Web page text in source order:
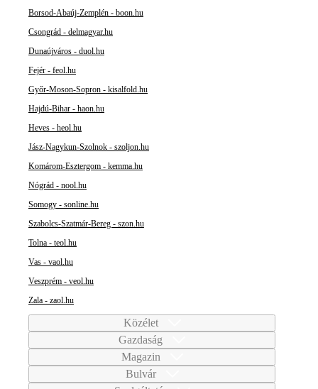
Borsod-Abaúj-Zemplén - boon.hu
Csongrád - delmagyar.hu
Dunaújváros - duol.hu
Fejér - feol.hu
Győr-Moson-Sopron - kisalfold.hu
Hajdú-Bihar - haon.hu
Heves - heol.hu
Jász-Nagykun-Szolnok - szoljon.hu
Komárom-Esztergom - kemma.hu
Nógrád - nool.hu
Somogy - sonline.hu
Szabolcs-Szatmár-Bereg - szon.hu
Tolna - teol.hu
Vas - vaol.hu
Veszprém - veol.hu
Zala - zaol.hu
Közélet
Gazdaság
Magazin
Bulvár